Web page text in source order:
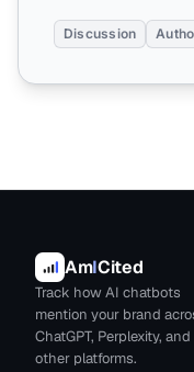
Discussion
AmICited
Track how AI chatbots
mention your brand
ChatGPT, Perplexity, and
other platforms.